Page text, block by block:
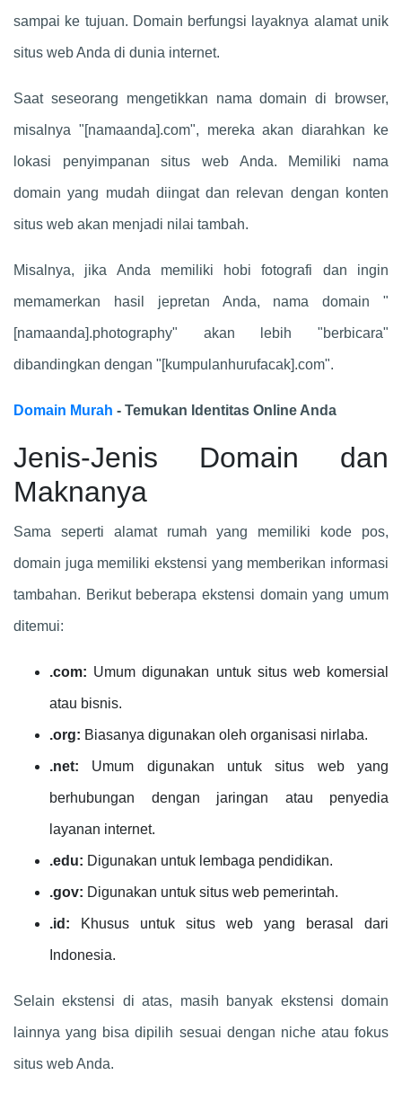
sampai ke tujuan. Domain berfungsi layaknya alamat unik
situs web Anda di dunia internet.
Saat seseorang mengetikkan nama domain di browser,
misalnya "[namaanda].com", mereka akan diarahkan ke
lokasi penyimpanan situs web Anda. Memiliki nama
domain yang mudah diingat dan relevan dengan konten
situs web akan menjadi nilai tambah.
Misalnya, jika Anda memiliki hobi fotografi dan ingin
memamerkan hasil jepretan Anda, nama domain "
[namaanda].photography" akan lebih "berbicara"
dibandingkan dengan "[kumpulanhurufacak].com".
Domain Murah - Temukan Identitas Online Anda
Jenis-Jenis Domain dan
Maknanya
Sama seperti alamat rumah yang memiliki kode pos,
domain juga memiliki ekstensi yang memberikan informasi
tambahan. Berikut beberapa ekstensi domain yang umum
ditemui:
.com: Umum digunakan untuk situs web komersial
atau bisnis.
.org: Biasanya digunakan oleh organisasi nirlaba.
.net: Umum digunakan untuk situs web yang
berhubungan dengan jaringan atau penyedia
layanan internet.
.edu: Digunakan untuk lembaga pendidikan.
.gov: Digunakan untuk situs web pemerintah.
.id: Khusus untuk situs web yang berasal dari
Indonesia.
Selain ekstensi di atas, masih banyak ekstensi domain
lainnya yang bisa dipilih sesuai dengan niche atau fokus
situs web Anda.